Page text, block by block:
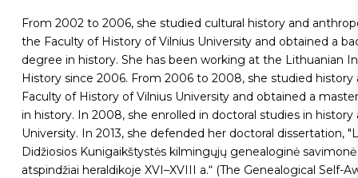
From 2002 to 2006, she studied cultural history and
the Faculty of History of Vilnius University and obtained a
degree in history. She has been working at the Lithuanian
History since 2006. From 2006 to 2008, she studied history
Faculty of History of Vilnius University and obtained a
in history. In 2008, she enrolled in doctoral studies in history
University. In 2013, she defended her doctoral dissertation,
Didžiosios Kunigaikštystės kilmingųjų genealoginė savimonė
atspindžiai heraldikoje XVI–XVIII a.“ (The Genealogical Self-